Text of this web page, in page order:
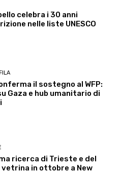
celebra i 30 anni
nelle liste UNESCO
il sostegno al WFP:
Gaza e hub umanitario di
ricerca di Trieste e del
vetrina in ottobre a New